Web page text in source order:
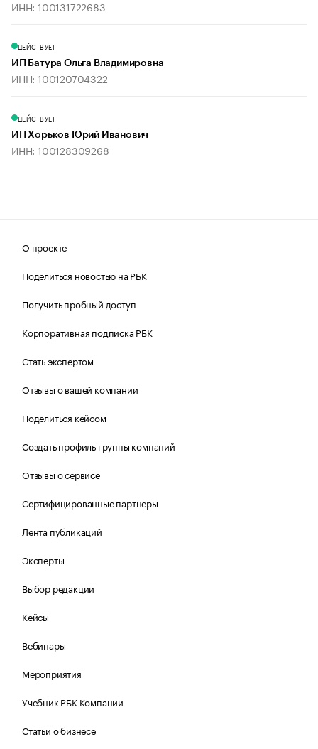
ИНН: 100131722683
ДЕЙСТВУЕТ
ИП Батура Ольга Владимировна
ИНН: 100120704322
ДЕЙСТВУЕТ
ИП Хорьков Юрий Иванович
ИНН: 100128309268
О проекте
Поделиться новостью на РБК
Получить пробный доступ
Корпоративная подписка РБК
Стать экспертом
Отзывы о вашей компании
Поделиться кейсом
Создать профиль группы компаний
Отзывы о сервисе
Сертифицированные партнеры
Лента публикаций
Эксперты
Выбор редакции
Кейсы
Вебинары
Мероприятия
Учебник РБК Компании
Статьи о бизнесе